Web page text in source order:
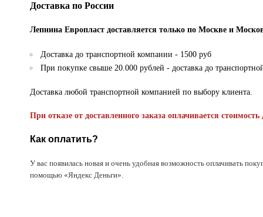
Доставка по России
Лепнина Европласт доставляется только по Москве и
Доставка до транспортной компании - 1500 руб
При покупке свыше 20.000 рублей - доставка до
Доставка любой транспортной компанией по выбору клиента.
При отказе от доставленного заказа оплачивается стоимость
Как оплатить?
У вас появилась новая и очень удобная возможность оплачивать
помощью «Яндекс Деньги».